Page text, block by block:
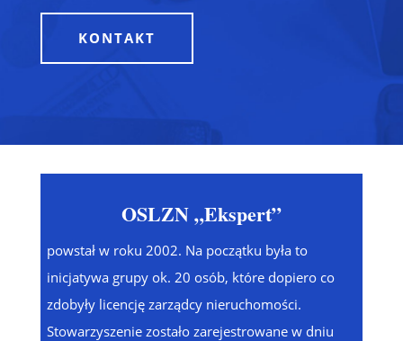
KONTAKT
OSLZN „Ekspert”
powstał w roku 2002. Na początku była to
inicjatywa grupy ok. 20 osób, które dopiero co
zdobyły licencję zarządcy nieruchomości.
Stowarzyszenie zostało zarejestrowane w dniu